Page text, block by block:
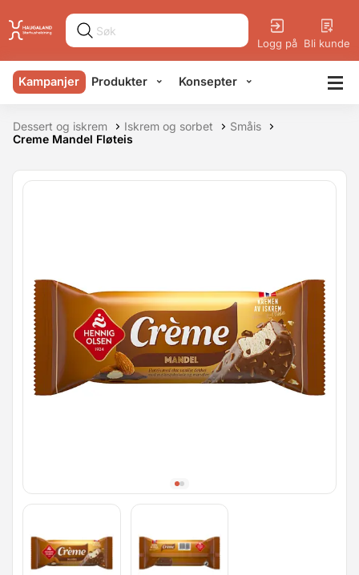
Logg på Bli kunde
Kampanjer Produkter Konsepter
Dessert og iskrem Iskrem og sorbet
Småis
Creme Mandel Fløteis